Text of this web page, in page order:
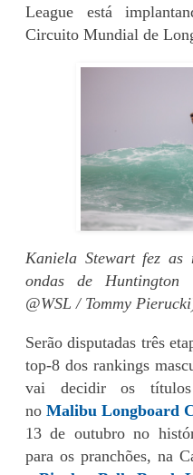
League está
Circuito Mundial de
Kaniela Stewart fez as
ondas de Huntington
@WSL / Tommy
Serão disputadas três
top-8 dos rankings
vai decidir os títulos
noMalibu Longboard
13 de outubro no
para os pranchões, na